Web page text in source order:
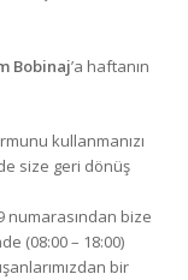
Bobinaj’a haftanın
kullanmanızı
size geri dönüş
numarasından bize
(08:00 – 18:00)
bir